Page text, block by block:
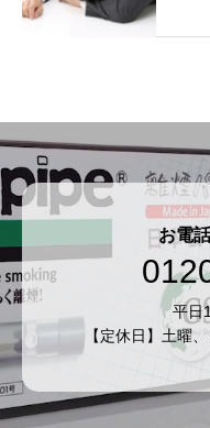
お電
平日
【定休日】土曜